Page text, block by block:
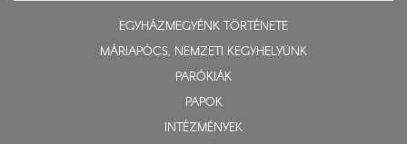
EGYHÁZMEGYÉNK TÖRTÉNETE
MÁRIAPÓCS, NEMZETI KEGYHELYÜNK
PARÓKIÁK
PAPOK
INTÉZMÉNYEK